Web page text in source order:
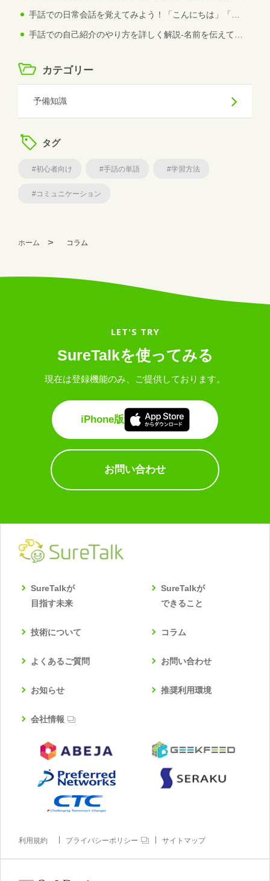
手話での日常会話を覚えてみよう！「こんにちは」「ありがとう」などの伝え方は？
手話での自己紹介のやり方を詳しく解説-名前を伝えてみよう-
カテゴリー
予備知識
タグ
#初心者向け #手話の単語 #学習方法
#コミュニケーション
ホーム コラム
LET'S TRY
SureTalkを使ってみる
現在は登録機能のみ、ご提供しております。
iPhone版
お問い合わせ
SureTalkが
目指す未来
SureTalkが
できること
技術について コラム
よくあるご質問 お問い合わせ
お知らせ 推奨利用環境
会社情報
利用規約 プライバシーポリシー サイトマップ